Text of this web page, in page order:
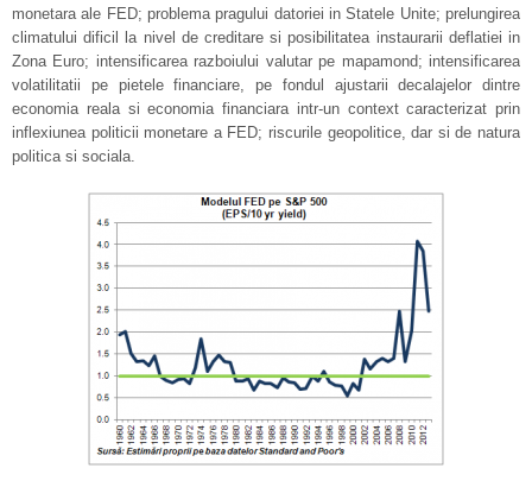
monetara ale FED; problema pragului datoriei in Statele Unite; prelungirea
climatului dificil la nivel de creditare si posibilitatea instaurarii deflatiei in
Zona Euro; intensificarea razboiului valutar pe mapamond; intensificarea
volatilitatii pe pietele financiare, pe fondul ajustarii decalajelor dintre
economia reala si economia financiara intr-un context caracterizat prin
inflexiunea politicii monetare a FED; riscurile geopolitice, dar si de natura
politica si sociala.